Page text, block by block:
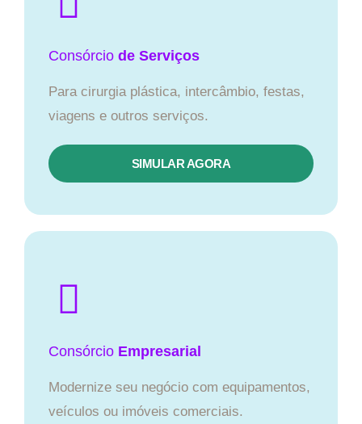
Consórcio de Serviços
Para cirurgia plástica, intercâmbio, festas,
viagens e outros serviços.
SIMULAR AGORA
Consórcio Empresarial
Modernize seu negócio com equipamentos,
veículos ou imóveis comerciais.